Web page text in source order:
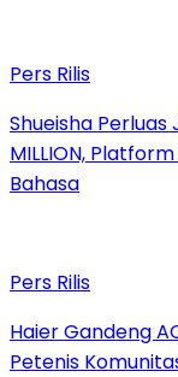
Pers Rilis
Shueisha
MILLION,
Bahasa
Pers Rilis
Haier Gandeng
Petenis